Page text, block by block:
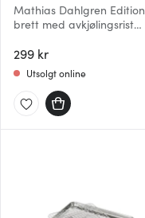
Mathias Dahlgren Edition
brett med avkjølingsrist
299 kr
Utsolgt online